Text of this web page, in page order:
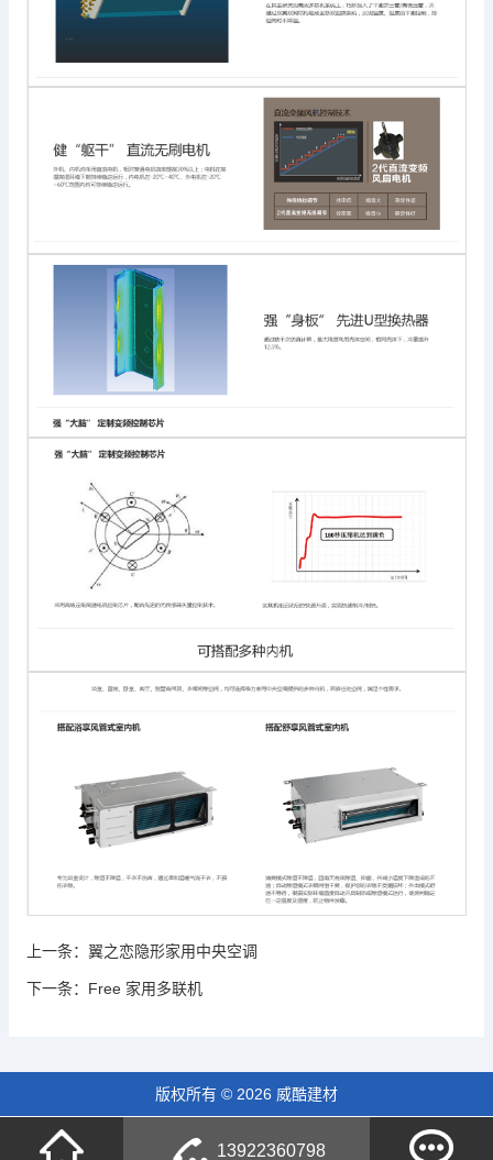
上一条： 翼之恋隐形家用中央空调
下一条： Free 家用多联机
版权所有 © 2026 威酷建材
13922360798